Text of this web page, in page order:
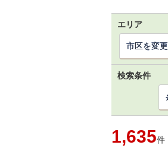
エリア
市区を変
検索条件
1,635件